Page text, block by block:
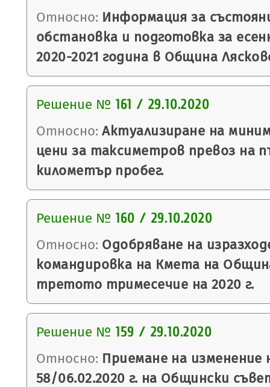
Относно: Информация за
обстановка и подготовка за
2020-2021 година в Община
Решение № 161 / 29.10.2020
Относно: Актуализиране на
цени за таксиметров превоз на
километър пробег.
Решение № 160 / 29.10.2020
Относно: Одобряване на
командировка на Кмета на
третото тримесечие на 2020 г.
Решение № 159 / 29.10.2020
Относно: Приемане на
58/06.02.2020 г. на Общински